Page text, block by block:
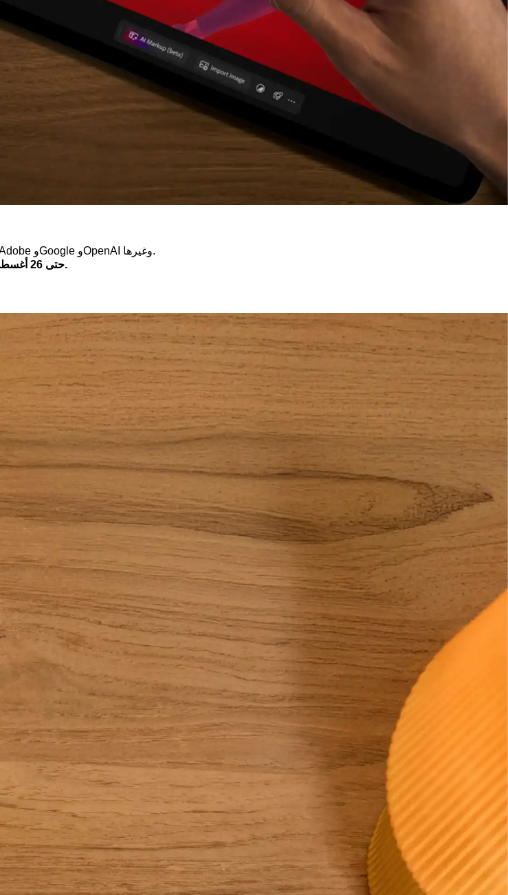
أنشئ الصور والفيديو والصوت والتصاميم وحرِّرها باستخدام أحدث نماذج الذكاء الاصطناعي من Adobe وGoogle وOpenAI وغيرها.
احصل على إنشاءات غير محدودة لنماذج محددة للسنة الأولى. ووفّر على أكبر خطط Firefly حتى 26 أغسطس.